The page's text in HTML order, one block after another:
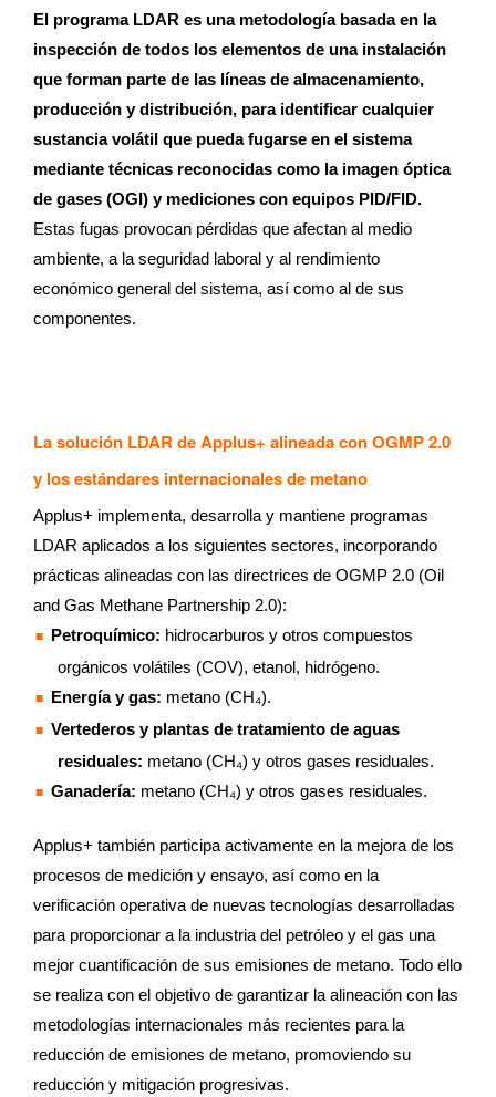
El programa LDAR es una metodología basada en la
inspección de todos los elementos de una instalación
que forman parte de las líneas de almacenamiento,
producción y distribución, para identificar cualquier
sustancia volátil que pueda fugarse en el sistema
mediante técnicas reconocidas como la imagen óptica
de gases (OGI) y mediciones con equipos PID/FID.
Estas fugas provocan pérdidas que afectan al medio
ambiente, a la seguridad laboral y al rendimiento
económico general del sistema, así como al de sus
componentes.
La solución LDAR de Applus+ alineada con OGMP 2.0
y los estándares internacionales de metano
Applus+ implementa, desarrolla y mantiene programas
LDAR aplicados a los siguientes sectores, incorporando
prácticas alineadas con las directrices de OGMP 2.0 (Oil
and Gas Methane Partnership 2.0):
Petroquímico: hidrocarburos y otros compuestos
orgánicos volátiles (COV), etanol, hidrógeno.
Energía y gas: metano (CH₄).
Vertederos y plantas de tratamiento de aguas
residuales: metano (CH₄) y otros gases residuales.
Ganadería: metano (CH₄) y otros gases residuales.
Applus+ también participa activamente en la mejora de los
procesos de medición y ensayo, así como en la
verificación operativa de nuevas tecnologías desarrolladas
para proporcionar a la industria del petróleo y el gas una
mejor cuantificación de sus emisiones de metano. Todo ello
se realiza con el objetivo de garantizar la alineación con las
metodologías internacionales más recientes para la
reducción de emisiones de metano, promoviendo su
reducción y mitigación progresivas.